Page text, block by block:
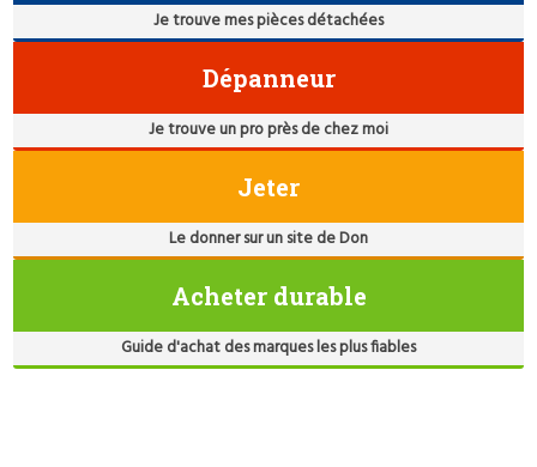
Je trouve mes pièces détachées
Dépanneur
Je trouve un pro près de chez moi
Jeter
Le donner sur un site de Don
Acheter durable
Guide d'achat des marques les plus fiables